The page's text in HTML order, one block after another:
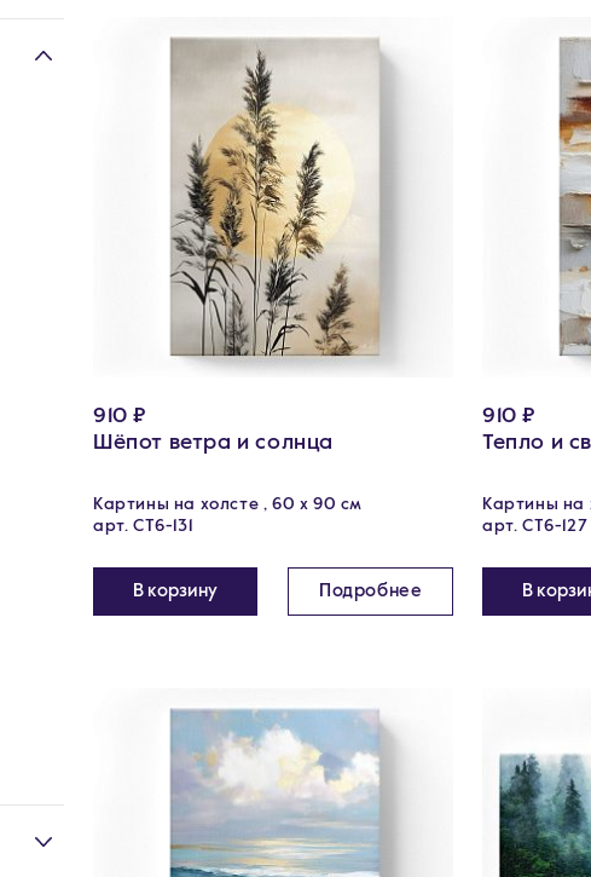
910 ₽
Шёпот ветра и солнца
Картины на холсте , 60 х 90 см
арт. CT6-131
В корзину Подробнее
910 ₽
Тепло и
Картины на
арт. CT6-127
В